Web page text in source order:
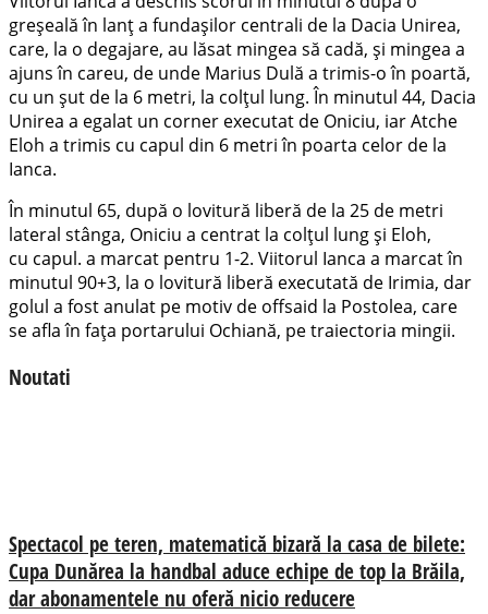
greșeală în lanț a fundașilor centrali de la Dacia Unirea,
care, la o degajare, au lăsat mingea să cadă, și mingea a
ajuns în careu, de unde Marius Dulă a trimis-o în poartă,
cu un șut de la 6 metri, la colțul lung. În minutul 44, Dacia
Unirea a egalat un corner executat de Oniciu, iar Atche
Eloh a trimis cu capul din 6 metri în poarta celor de la
Ianca.
În minutul 65, după o lovitură liberă de la 25 de metri
lateral stânga, Oniciu a centrat la colțul lung și Eloh,
cu capul. a marcat pentru 1-2. Viitorul Ianca a marcat în
minutul 90+3, la o lovitură liberă executată de Irimia, dar
golul a fost anulat pe motiv de offsaid la Postolea, care
se afla în fața portarului Ochiană, pe traiectoria mingii.
Noutati
Spectacol pe teren, matematică bizară la casa de bilete:
Cupa Dunărea la handbal aduce echipe de top la Brăila,
dar abonamentele nu oferă nicio reducere